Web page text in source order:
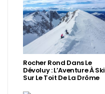
Rocher Rond Dans Le
Dévoluy : L’Aventure À Ski
Sur Le Toit De La Drôme